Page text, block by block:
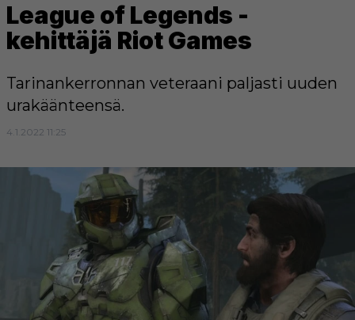
League of Legends -
kehittäjä Riot Games
Tarinankerronnan veteraani paljasti uuden
urakäänteensä.
4.1.2022 11:25